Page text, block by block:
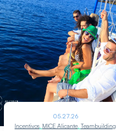
05.27.26
Incentivos MICE Alicante ,Teambuilding